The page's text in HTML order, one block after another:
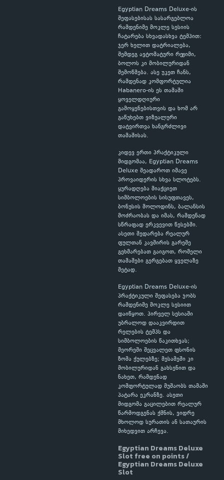
Egyptian Dreams Deluxe-ის
შეფასებისას სასარგებლოა
რამდენიმე მოკლე სესიის
ჩატარება სხვადასხვა ტემპით:
ჯერ ხელით დატრიალება,
შემდეგ ავტომატური რეჟიმი,
ბოლოს კი მობილურიდან
შემოწმება. ასე უკეთ ჩანს,
რამდენად კომფორტულია
Habanero-ის ეს თამაში
ყოველდღიური
გამოყენებისთვის და ხომ არ
გაწუხებთ ვიზუალური
დატვირთვა ხანგრძლივი
თამაშისას.
კიდევ ერთი პრაქტიკული
მიდგომაა, Egyptian Dreams
Deluxe შეადაროთ იმავე
პროვაიდერის სხვა სლოტებს.
ყურადღება მიაქციეთ
სიმბოლოების სისუფთავეს,
ბონუსის მოლოდინს, ბალანსის
მოძრაობას და იმას, რამდენად
სწრაფად ერკვევით წესებში.
ასეთი შედარება რეალურ
ფულთან კავშირის გარეშე
გეხმარებათ გაიგოთ, რომელი
თამაშები გერგებათ ყველაზე
მეტად.
Egyptian Dreams Deluxe-ის
პრაქტიკული შეფასება ჯობს
რამდენიმე მოკლე სესიით
დაიწყოთ. პირველ სესიაში
უბრალოდ დააკვირდით
რელების ტემპს და
სიმბოლოების წაკითხვას;
მეორეში შეცვალეთ ფსონის
ზომა ქულებზე; მესამეში კი
მობილურიდან გახსენით და
ნახეთ, რამდენად
კომფორტულად მუშაობს თამაში
პატარა ეკრანზე. ასეთი
მიდგომა გაცილებით რეალურ
წარმოდგენას ქმნის, ვიდრე
მხოლოდ სურათის ან სათაურის
მიხედვით არჩევა.
Egyptian Dreams Deluxe
Slot free on points /
Egyptian Dreams Deluxe
Slot